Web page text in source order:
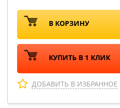
В КОРЗИНУ
КУПИТЬ В 1 КЛИК
ДОБАВИТЬ В ИЗБРАННОЕ